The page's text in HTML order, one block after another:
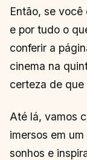
Então, se você
e por tudo o
conferir a
cinema na
certeza de que
Até lá, vamos
imersos em
sonhos e